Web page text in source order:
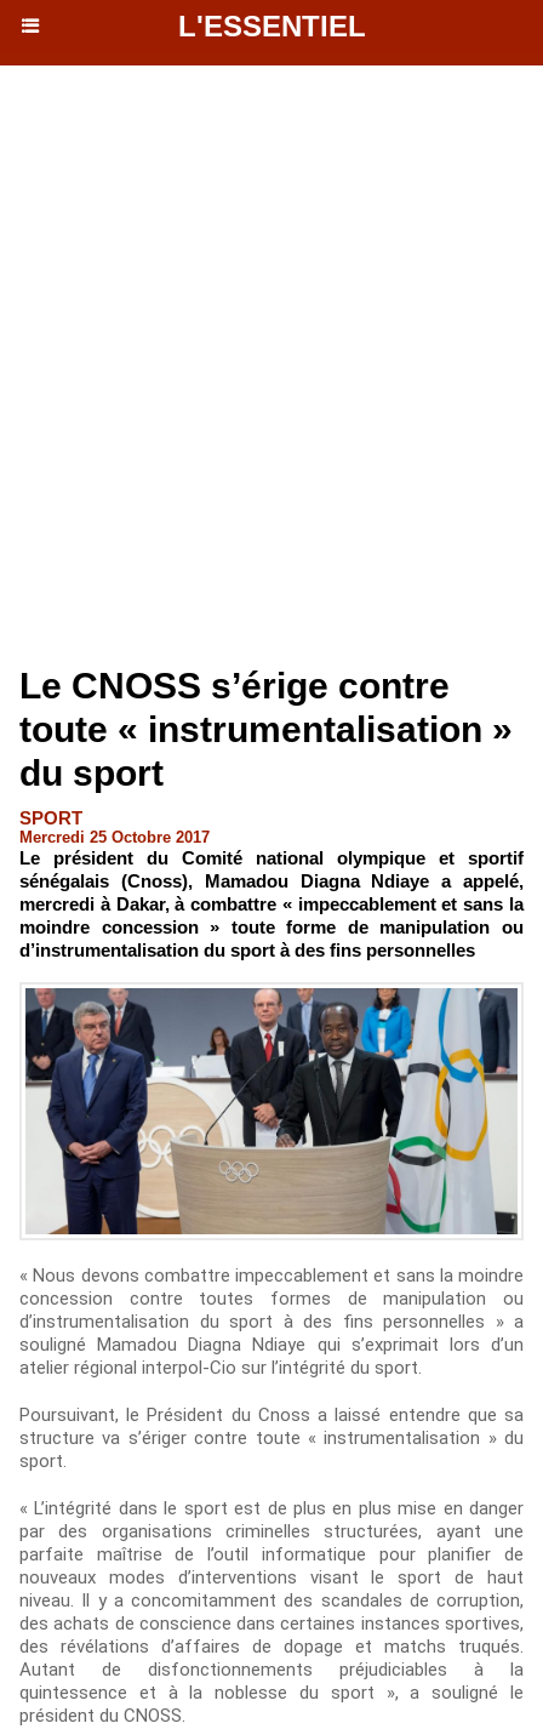
L'ESSENTIEL
Le CNOSS s’érige contre
toute « instrumentalisation »
du sport
SPORT
Mercredi 25 Octobre 2017
Le président du Comité national olympique et sportif
sénégalais (Cnoss), Mamadou Diagna Ndiaye a appelé,
mercredi à Dakar, à combattre « impeccablement et sans la
moindre concession » toute forme de manipulation ou
d’instrumentalisation du sport à des fins personnelles
« Nous devons combattre impeccablement et sans la moindre
concession contre toutes formes de manipulation ou
d’instrumentalisation du sport à des fins personnelles » a
souligné Mamadou Diagna Ndiaye qui s’exprimait lors d’un
atelier régional interpol-Cio sur l’intégrité du sport.
Poursuivant, le Président du Cnoss a laissé entendre que sa
structure va s’ériger contre toute « instrumentalisation » du
sport.
« L’intégrité dans le sport est de plus en plus mise en danger
par des organisations criminelles structurées, ayant une
parfaite maîtrise de l’outil informatique pour planifier de
nouveaux modes d’interventions visant le sport de haut
niveau. Il y a concomitamment des scandales de corruption,
des achats de conscience dans certaines instances sportives,
des révélations d’affaires de dopage et matchs truqués.
Autant de disfonctionnements préjudiciables à la
quintessence et à la noblesse du sport », a souligné le
président du CNOSS.